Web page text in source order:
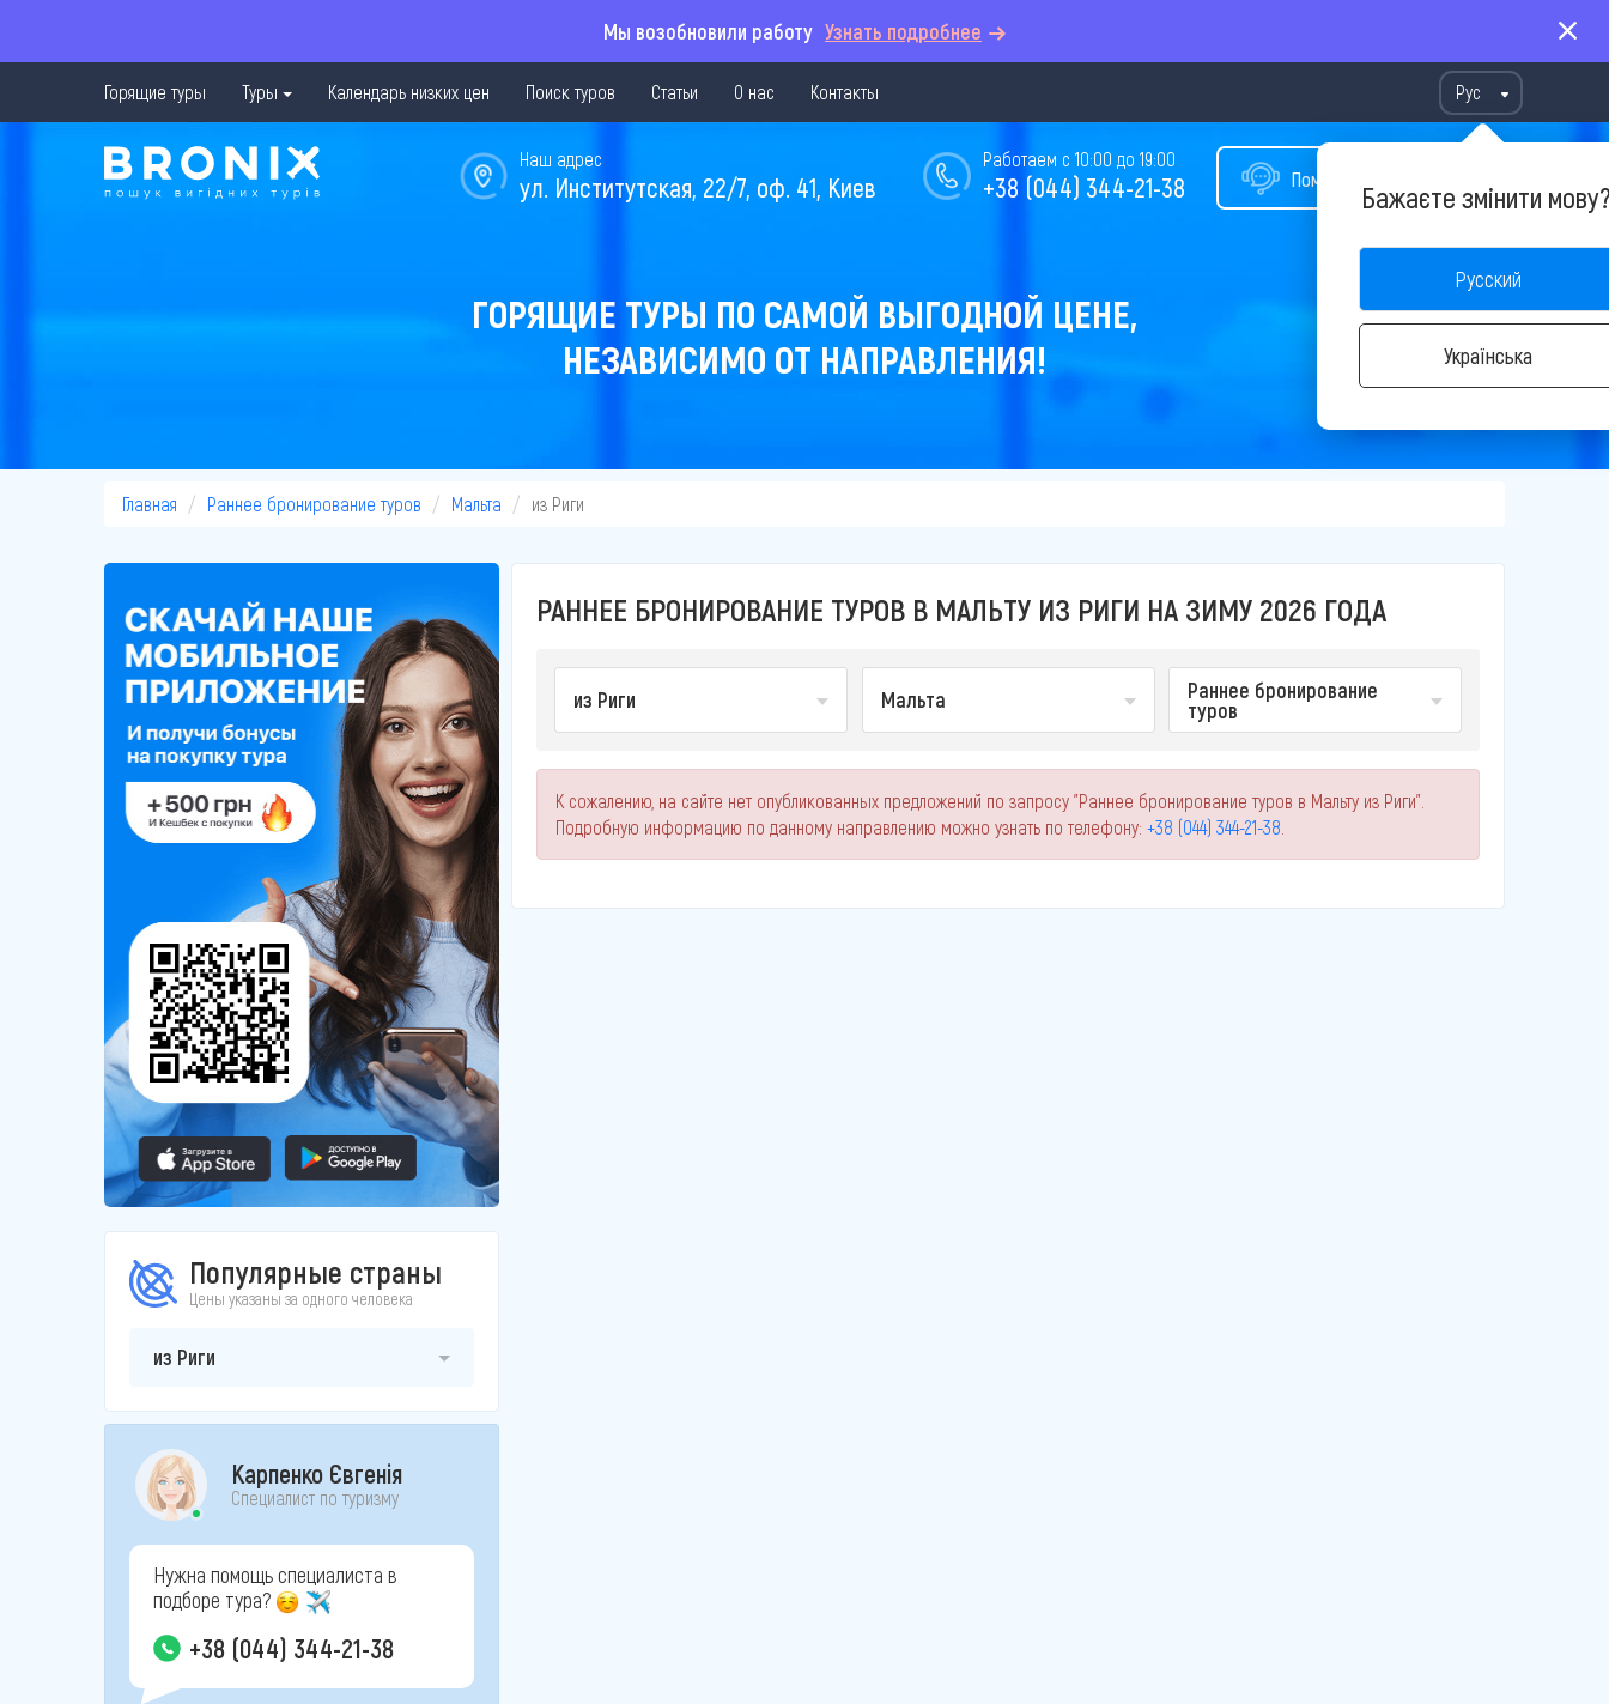
Мы возобновили работу Узнать подробнее
Горящие туры Туры Календарь низких цен Поиск туров Статьи О нас Контакты Рус
Бажаєте змінити
Русский
Українська
Помощь в подборе тура
Работаем с 10:00 до 19:00
+38 (044) 344-21-38
Наш адрес
ул. Институтская, 22/7, оф. 41, Киев
ГОРЯЩИЕ ТУРЫ ПО САМОЙ ВЫГОДНОЙ ЦЕНЕ,
НЕЗАВИСИМО ОТ НАПРАВЛЕНИЯ!
Главная Раннее бронирование туров Мальта из Риги
Популярные страны
Цены указаны за одного человека
из Риги
Карпенко Євгенія
Специалист по туризму
Нужна помощь специалиста в
подборе тура?
+38 (044) 344-21-38
РАННЕЕ БРОНИРОВАНИЕ ТУРОВ В МАЛЬТУ ИЗ РИГИ НА ЗИМУ 2026 ГОДА
из Риги Мальта Раннее бронирование
туров
К сожалению, на сайте нет опубликованных предложений по запросу "Раннее бронирование туров в Мальту из Риги".
Подробную информацию по данному направлению можно узнать по телефону: +38 (044) 344-21-38